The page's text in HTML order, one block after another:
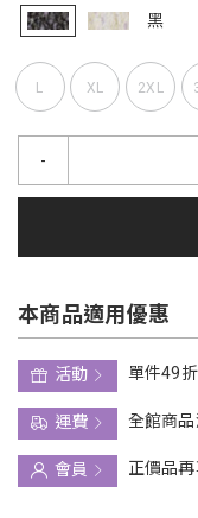
黑
L XL 2XL
-
本商品適用優惠
活動
單件49折
運費
全館商
會員
正價品